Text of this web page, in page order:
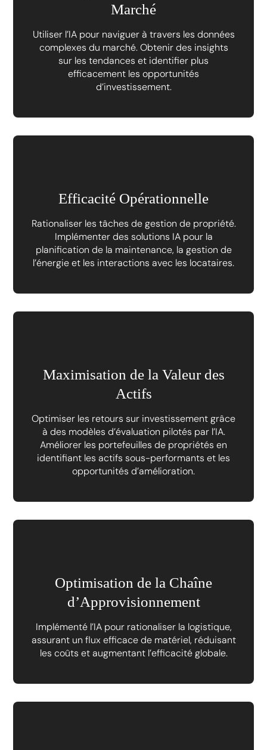
Marché
Utiliser l’IA pour naviguer à travers les données
complexes du marché. Obtenir des insights
sur les tendances et identifier plus
efficacement les opportunités
d’investissement.
Efficacité Opérationnelle
Rationaliser les tâches de gestion de propriété.
Implémenter des solutions IA pour la
planification de la maintenance, la gestion de
l’énergie et les interactions avec les locataires.
Maximisation de la Valeur des
Actifs
Optimiser les retours sur investissement grâce
à des modèles d’évaluation pilotés par l’IA.
Améliorer les portefeuilles de propriétés en
identifiant les actifs sous-performants et les
opportunités d’amélioration.
Optimisation de la Chaîne
d’Approvisionnement
Implémenté l’IA pour rationaliser la logistique,
assurant un flux efficace de matériel, réduisant
les coûts et augmentant l’efficacité globale.